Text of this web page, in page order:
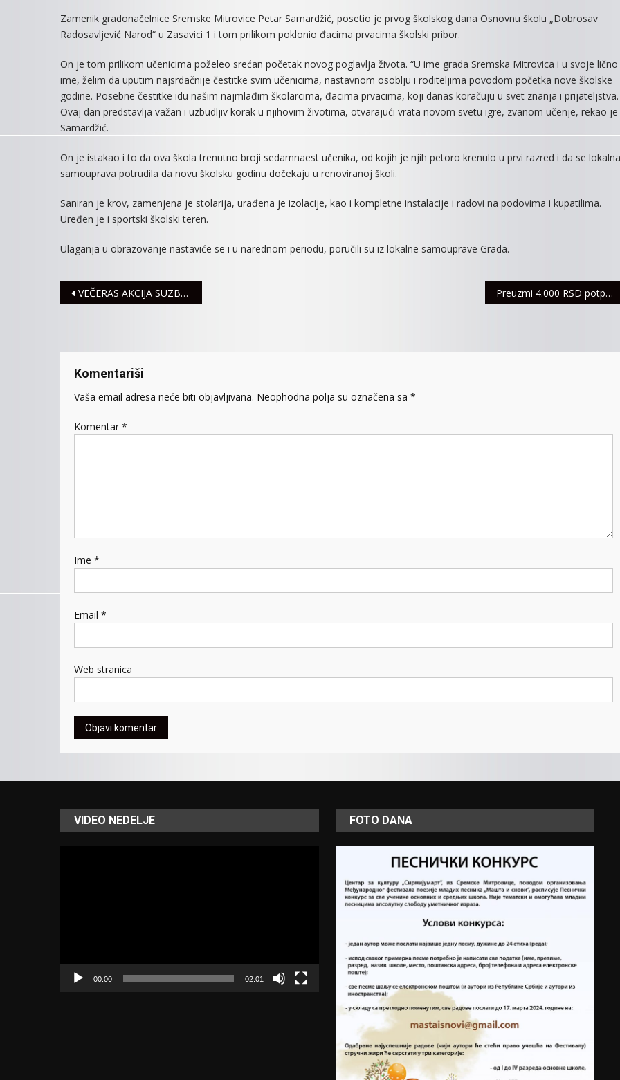
ZA
ĐAKE
Zamenik gradonačelnice Sremske Mitrovice Petar Samardžić, posetio je prvog školskog dana Osnovnu školu „Dobrosav
Radosavljević Narod“ u Zasavici 1 i tom prilikom poklonio đacima prvacima školski pribor.
On je tom prilikom učenicima poželeo srećan početak novog poglavlja života. “U ime grada Sremska Mitrovica i u svoje lično
ime, želim da uputim najsrdačnije čestitke svim učenicima, nastavnom osoblju i roditeljima povodom početka nove školske
godine. Posebne čestitke idu našim najmlađim školarcima, đacima prvacima, koji danas koračuju u svet znanja i prijateljstva.
Ovaj dan predstavlja važan i uzbudljiv korak u njihovim životima, otvarajući vrata novom svetu igre, zvanom učenje, rekao je
Samardžić.
On je istakao i to da ova škola trenutno broji sedamnaest učenika, od kojih je njih petoro krenulo u prvi razred i da se lokalna
samouprava potrudila da novu školsku godinu dočekaju u renoviranoj školi.
Saniran je krov, zamenjena je stolarija, urađena je izolacije, kao i kompletne instalacije i radovi na podovima i kupatilima.
Uređen je i sportski školski teren.
Ulaganja u obrazovanje nastaviće se i u narednom periodu, poručili su iz lokalne samouprave Grada.
Navigacija
VEČERAS AKCIJA SUZBIJANJA KOMARACA Preuzmi 4.000 RSD potpuno BESPLATNO i prepiši tiket vredan miliona!
Komentariši
Vaša email adresa neće biti objavljivana. Neophodna polja su označena sa *
Komentar *
Ime *
Email *
Web stranica
VIDEO NEDELJE
00:00 02:01
FOTO DANA